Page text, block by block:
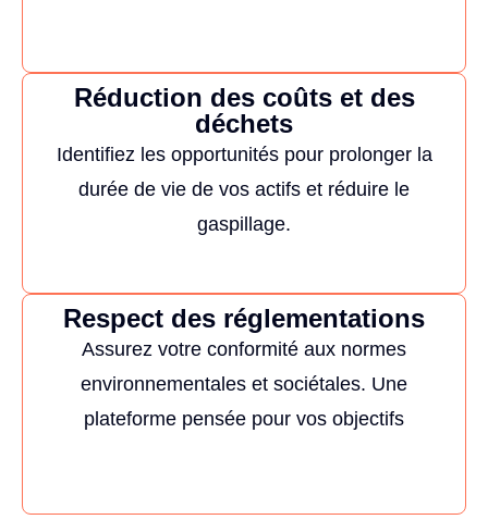
Réduction des coûts et des
déchets
Identifiez les opportunités pour prolonger la
durée de vie de vos actifs et réduire le
gaspillage.
Respect des réglementations
Assurez votre conformité aux normes
environnementales et sociétales. Une
plateforme pensée pour vos objectifs